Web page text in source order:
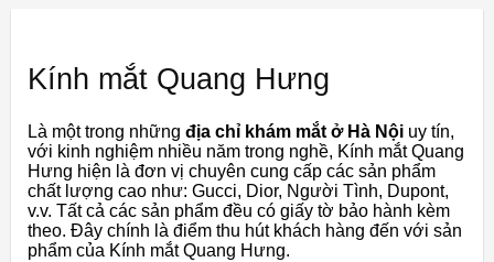
Kính mắt Quang Hưng
Là một trong những địa chỉ khám mắt ở Hà Nội uy tín,
với kinh nghiệm nhiều năm trong nghề, Kính mắt Quang
Hưng hiện là đơn vị chuyên cung cấp các sản phẩm
chất lượng cao như: Gucci, Dior, Người Tình, Dupont,
v.v. Tất cả các sản phẩm đều có giấy tờ bảo hành kèm
theo. Đây chính là điểm thu hút khách hàng đến với sản
phẩm của Kính mắt Quang Hưng.